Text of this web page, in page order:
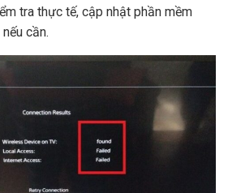
tra thực tế, cập nhật phần mềm
cần.